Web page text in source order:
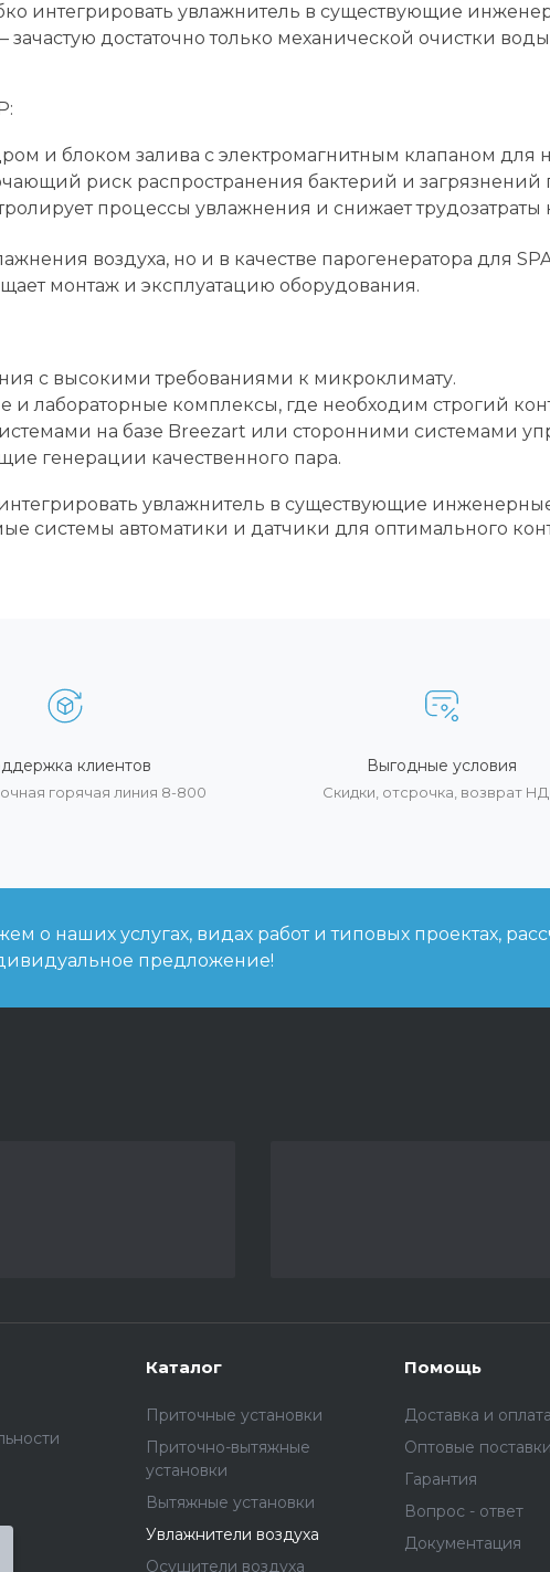
интегрировать увлажнитель в существующие
достаточно только механической очистки
и блоком залива с электромагнитным клапаном для
риск распространения бактерий и загрязнений
процессы увлажнения и снижает трудозатраты
воздуха, но и в качестве парогенератора для
монтаж и эксплуатацию оборудования.
с высокими требованиями к микроклимату.
комплексы, где необходим строгий
на базе Breezart или сторонними системами
генерации качественного пара.
увлажнитель в существующие
системы автоматики и датчики для оптимального
клиентов
горячая линия 8-800
Выгодные условия
Скидки, отсрочка, возврат
о наших услугах, видах работ и типовых проектах,
предложение!
Каталог
Приточные установки
Приточно-вытяжные
установки
Вытяжные установки
Увлажнители воздуха
Осушители воздуха
Помощь
Доставка и оплата
Оптовые поставки
Гарантия
Вопрос - ответ
Документация